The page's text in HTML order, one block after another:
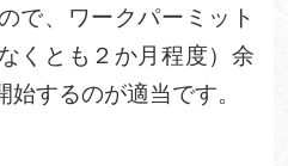
で、ワークパーミット
くとも２か月程度）余
するのが適当です。